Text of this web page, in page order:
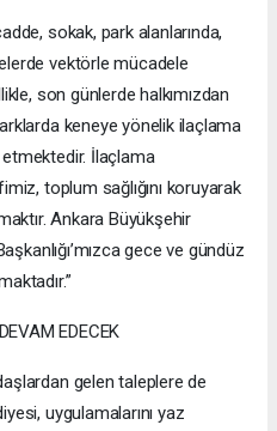
sokak, park alanlarında,
vektörle mücadele
son günlerde halkımızdan
keneye yönelik ilaçlama
etmektedir. İlaçlama
toplum sağlığını koruyarak
Ankara Büyükşehir
gece ve gündüz
EDECEK
gelen taleplere de
uygulamalarını yaz